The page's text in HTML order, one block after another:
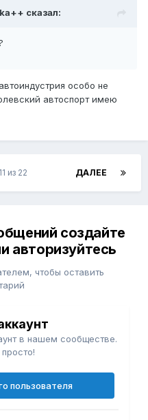
сказал:
особо не
автоспорт имею
ДАЛЕЕ
из 22
создайте
авторизуйтесь
чтобы оставить
в нашем сообществе.
пользователя